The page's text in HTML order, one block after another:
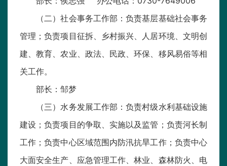
（二）社会事务工作部：负责基层基础社会事务
管理；负责项目征拆、乡村振兴、人居环境、文明创
建、教育、农业、政法、民政、环保、移风易俗等相
关工作。
部长：邹梦
（三）水务发展工作部：负责村级水利基础设施
建设；负责项目的争取、实施以及监管；负责河长制
工作；负责中心区域范围内防汛抗旱工作；负责中心
大面安全生产、应急管理工作、林业、森林防火、电